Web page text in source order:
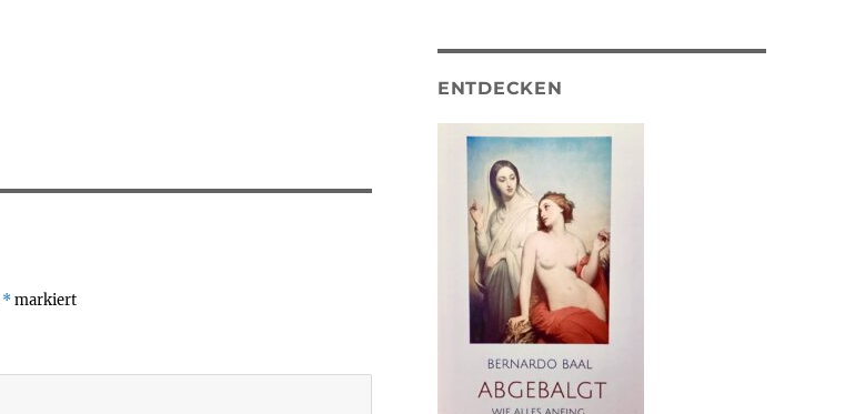
*markiert
ENTDECKEN